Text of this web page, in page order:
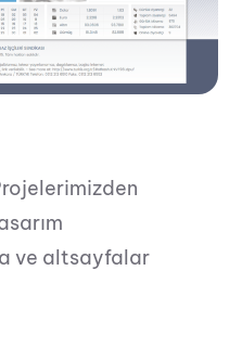
ve altsayfalar